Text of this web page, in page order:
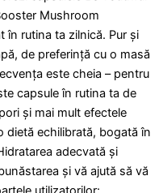
Mushroom
în rutina ta zilnică. Pur și
de preferință cu o masă
este cheia – pentru
capsule în rutina ta de
și mai mult efectele
dietă echilibrată, bogată în
adecvată și
și vă ajută să vă